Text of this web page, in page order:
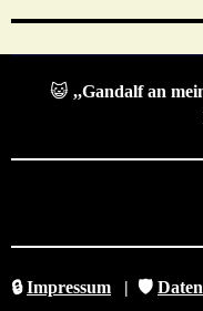
😺 ,,Gandalf an
🔒Impressum | 🛡️